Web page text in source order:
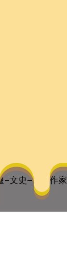
遷–
the
–文史–中國作